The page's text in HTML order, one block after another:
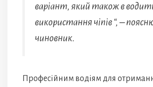
варіант, який також в
використання чіпів “, –
чиновник.
Професійним водіям для